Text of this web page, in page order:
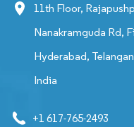
11th Floor,
Nanakramguda Rd,
Hyderabad,
India
+1 617-765-2493